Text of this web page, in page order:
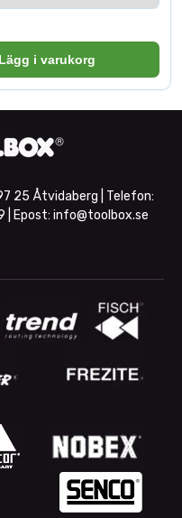
Lägg i varukorg
25 Åtvidaberg | Telefon:
| Epost: info@toolbox.se